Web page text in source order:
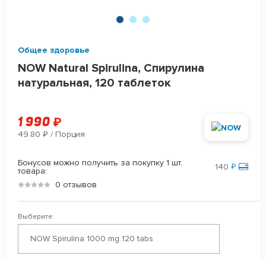
Общее здоровье
NOW Natural Spirulina, Спирулина
натуральная, 120 таблеток
1 990 ₽
49.80 ₽ / Порция
Бонусов можно получить за покупку 1 шт.
товара:
140₽
0 отзывов
Выберите:
NOW Spirulina 1000 mg 120 tabs